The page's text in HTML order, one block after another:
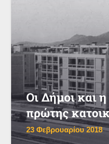
Οι Δήμοι και
πρώτης
23 Φεβρουαρίου 2018